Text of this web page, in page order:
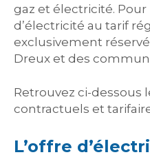
gaz et électricité. Pour
d’électricité au tarif
exclusivement
Dreux et des
Retrouvez ci-dessous
contractuels et
L’offre